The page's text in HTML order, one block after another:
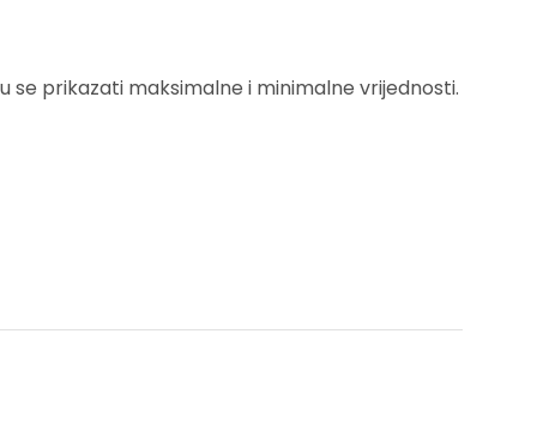
se prikazati maksimalne i minimalne vrijednosti.